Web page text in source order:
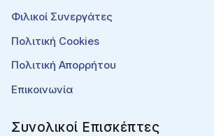
Φιλικοί Συνεργάτες
Πολιτική Cookies
Πολιτική Απορρήτου
Επικοινωνία
Συνολικοί Επισκέπτες